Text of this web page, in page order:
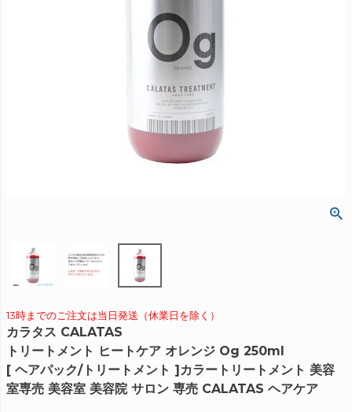
13時までのご注文は当日発送（休業日を除く）
カラタス CALATAS
トリートメント ヒートケア オレンジ Og 250ml
[ ヘアパック/トリートメント ]カラートリートメント 美容
室専売 美容室 美容院 サロン 専売 CALATAS ヘアケア